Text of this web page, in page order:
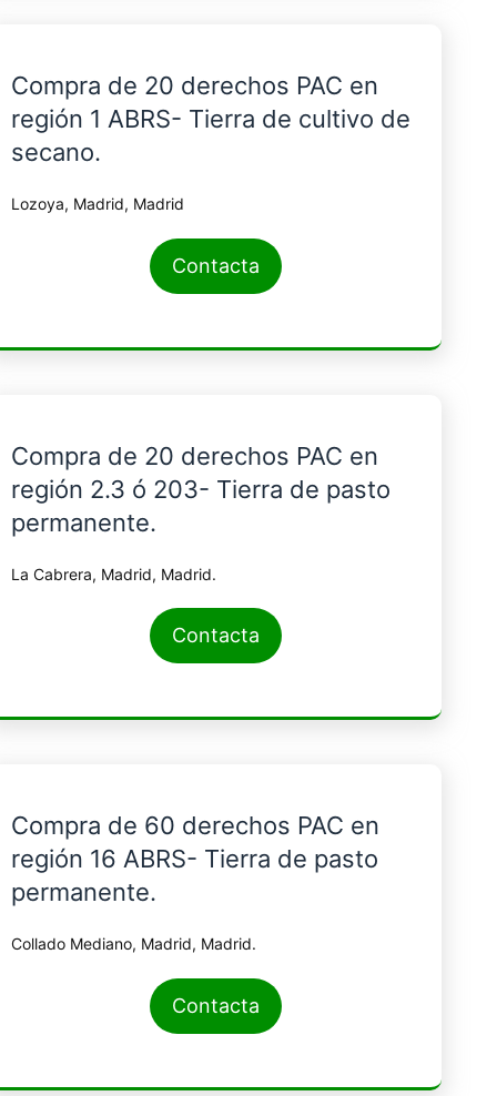
Compra de 20 derechos PAC en
región 1 ABRS- Tierra de cultivo de
secano.
Lozoya, Madrid, Madrid
Contacta
Compra de 20 derechos PAC en
región 2.3 ó 203- Tierra de pasto
permanente.
La Cabrera, Madrid, Madrid.
Contacta
Compra de 60 derechos PAC en
región 16 ABRS- Tierra de pasto
permanente.
Collado Mediano, Madrid, Madrid.
Contacta